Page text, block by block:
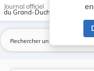
Journal officiel
du Grand-Duché de